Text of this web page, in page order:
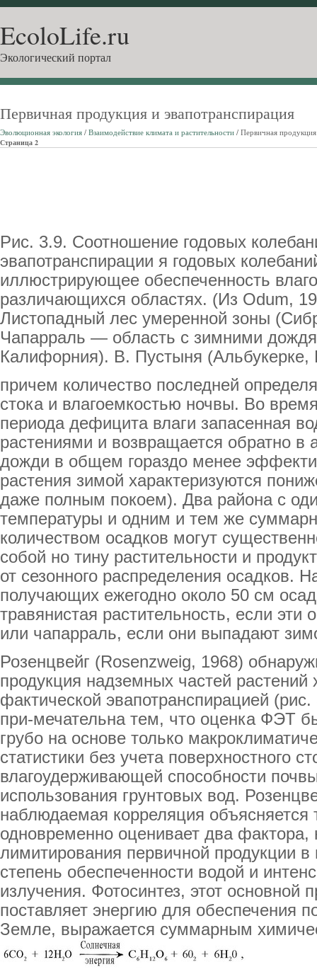
EcoloLife.ru
Экологический портал
Первичная продукция и эвапотранспирация
Эволюционная экология / Взаимодействие климата и растительности / Первичная
Страница 2
Рис. 3.9. Соотношение годовых
эвапотранспирации я годовых
иллюстрирующее обеспеченность
различающихся областях. (Из Odum,
Листопадный лес умеренной зоны
Чапарраль — область с зимними
Калифорния). В. Пустыня
причем количество последней
стока и влагоемкостью ночвы. Во
периода дефицита влаги запасенная
растениями и возвращается обратно в
дожди в общем гораздо менее
растения зимой характеризуются
даже полным покоем). Два района с
температуры и одним и тем же
количеством осадков могут
собой но тину растительности и
от сезонного распределения осадков.
получающих ежегодно около 50 см
травянистая растительность, если
или чапарраль, если они выпадают
Розенцвейг (Rosenzweig, 1968)
продукция надземных частей растений
фактической эвапотранспирацией
при-мечательна тем, что оценка ФЭТ
грубо на основе только
статистики без учета поверхностного
влагоудерживающей способности
использования грунтовых вод.
наблюдаемая корреляция
одновременно оценивает два
лимитирования первичной продукции
степень обеспеченности водой и
излучения. Фотосинтез, этот основной
поставляет энергию для обеспечения
Земле, выражается суммарным